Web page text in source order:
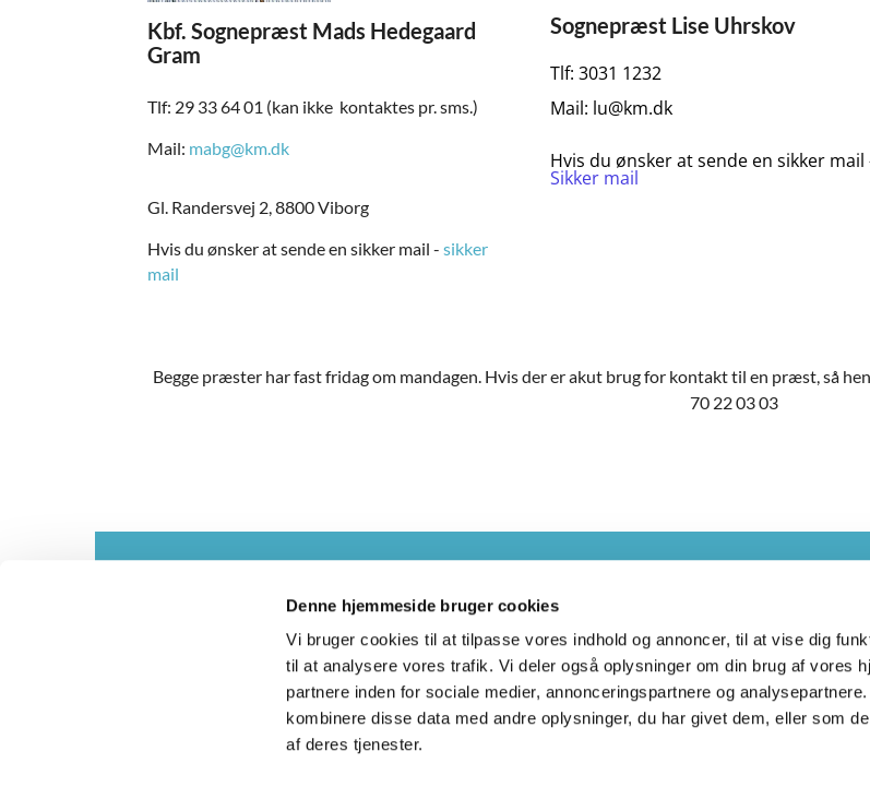
Denne hjemmeside bruger cookies
Vi bruger cookies til at tilpasse vores indhold og annoncer, til at vise dig
til at analysere vores trafik. Vi deler også oplysninger om din brug af vores
partnere inden for sociale medier, annonceringspartnere og
kombinere disse data med andre oplysninger, du har givet dem, eller som
af deres tjenester.
Kbf. Sognepræst Mads Hedegaard
Gram
Tlf: 29 33 64 01 (kan ikke kontaktes pr. sms.)
Mail: mabg@km.dk
Gl. Randersvej 2, 8800 Viborg
Hvis du ønsker at sende en sikker mail - sikker
mail
Sognepræst Lise Uhrskov
Tlf: 3031 1232
Mail: lu@km.dk
Hvis du ønsker at sende en sikker mail
Sikker mail
Begge præster har fast fridag om mandagen. Hvis der er akut brug for kontakt til en præst, så
70 22 03 03
Kontakt
 Asmild og Tapdrup Kirker · Kirkekontor: Gl. Randersvej 2